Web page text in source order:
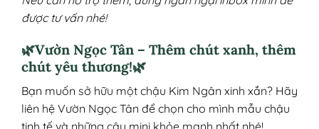
được tư vấn nhé!
🌿Vườn Ngọc Tân – Thêm chút xanh, thêm
chút yêu thương!🌿
Bạn muốn sở hữu một chậu Kim Ngân xinh xắn? Hãy
liên hệ Vườn Ngọc Tân để chọn cho mình mẫu chậu
tinh tế và những cây mini khỏe mạnh nhất nhé!